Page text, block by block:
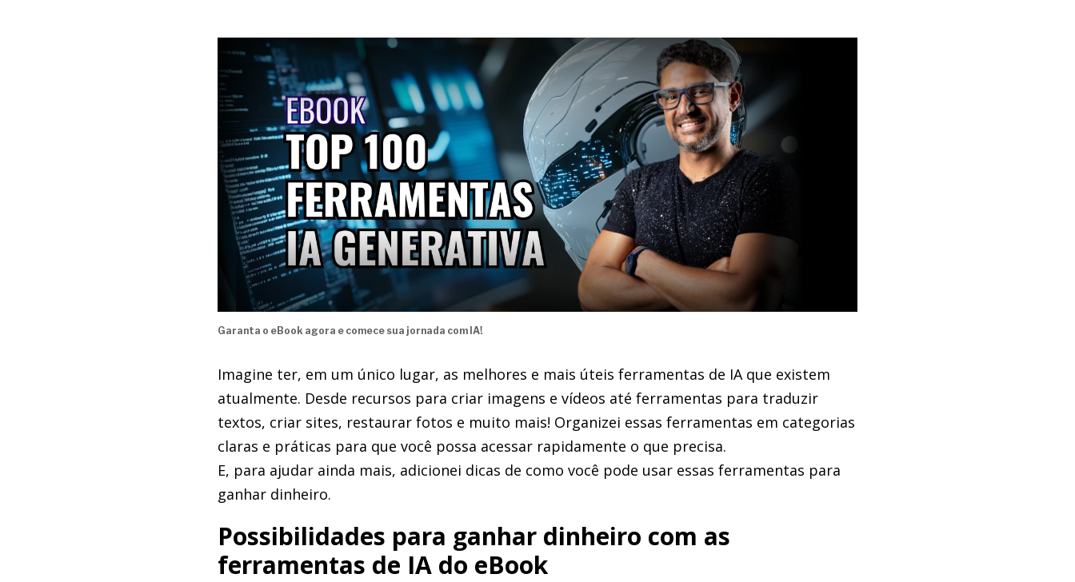
Garanta o eBook agora e comece sua jornada com IA!
Imagine ter, em um único lugar, as melhores e mais úteis ferramentas de IA que existem
atualmente. Desde recursos para criar imagens e vídeos até ferramentas para traduzir
textos, criar sites, restaurar fotos e muito mais! Organizei essas ferramentas em categorias
claras e práticas para que você possa acessar rapidamente o que precisa.
E, para ajudar ainda mais, adicionei dicas de como você pode usar essas ferramentas para
ganhar dinheiro.
Possibilidades para ganhar dinheiro com as
ferramentas de IA do eBook